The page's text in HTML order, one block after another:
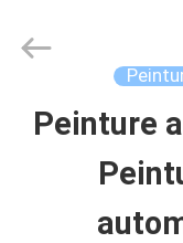
APERÇU
PRODUITS
Meklon
Peinture